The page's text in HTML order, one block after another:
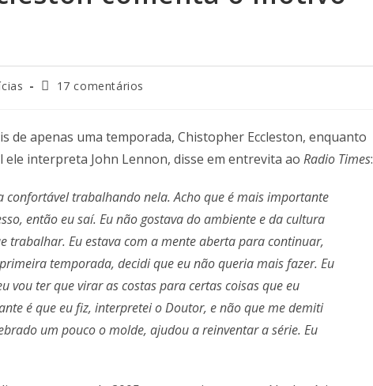
Comentários
17 comentários
de apenas uma temporada, Chistopher Eccleston, enquanto
ele interpreta John Lennon, disse em entrevita ao Radio Times:
confortável trabalhando nela. Acho que é mais importante
então eu saí. Eu não gostava do ambiente e da cultura
trabalhar. Eu estava com a mente aberta para continuar,
temporada, decidi que eu não queria mais fazer. Eu
vou ter que virar as costas para certas coisas que eu
é que eu fiz, interpretei o Doutor, e não que me demiti
um pouco o molde, ajudou a reinventar a série. Eu